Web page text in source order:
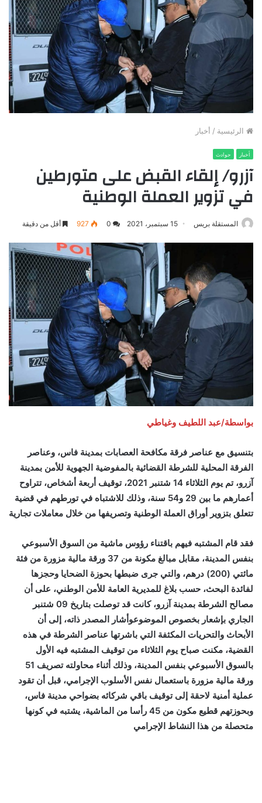
الرئيسية / أخبار
أخبار حوادث
آزرو/ إلقاء القبض على متورطين
في تزوير العملة الوطنية
المستقلة بريس 15 سبتمبر، 2021 0
927 أقل من دقيقة
بواسطة/عبد اللطيف وغياطي
بتنسيق مع عناصر فرقة مكافحة العصابات بمدينة فاس، وعناصر
الفرقة المحلية للشرطة القضائية بالمفوضية الجهوية للأمن بمدينة
آزرو، تم يوم الثلاثاء 14 شتنبر 2021، توقيف أربعة أشخاص، تتراوح
أعمارهم ما بين 29 و54 سنة، وذلك للاشتباه في تورطهم في قضية
تتعلق بتزوير أوراق العملة الوطنية وتصريفها من خلال معاملات تجارية
فقد قام المشتبه فيهم باقتناء رؤوس ماشية من السوق الأسبوعي
بنفس المدينة، مقابل مبالغ مكونة من 37 ورقة مالية مزورة من فئة
مائتي (200) درهم، والتي جرى ضبطها بحوزة الضحايا وحجزها
لفائدة البحث، حسب بلاغ للمديرية العامة للأمن الوطني، على أن
مصالح الشرطة بمدينة آزرو، كانت قد توصلت بتاريخ 09 شتنبر
الجاري بإشعار بخصوص الموضوعوأشار المصدر ذاته، إلى أن
الأبحاث والتحريات المكثفة التي باشرتها عناصر الشرطة في هذه
القضية، مكنت صباح يوم الثلاثاء من توقيف المشتبه فيه الأول
بالسوق الأسبوعي بنفس المدينة، وذلك أثناء محاولته تصريف 51
ورقة مالية مزورة باستعمال نفس الأسلوب الإجرامي، قبل أن تقود
عملية أمنية لاحقة إلى توقيف باقي شركائه بضواحي مدينة فاس،
وبحوزتهم قطيع مكون من 45 رأسا من الماشية، يشتبه في كونها
متحصلة من هذا النشاط الإجرامي